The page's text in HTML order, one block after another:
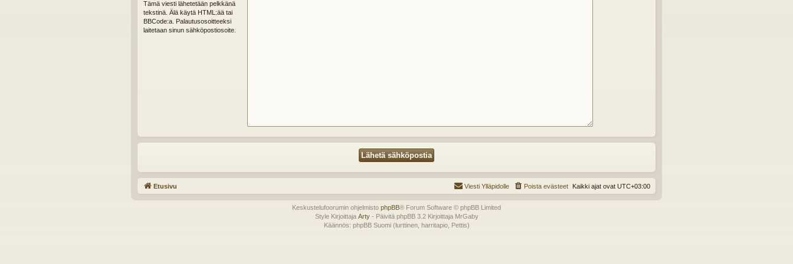
Tämä viesti lähetetään pelkkänä
tekstinä. Älä käytä HTML:ää tai
BBCode:a. Palautusosoitteeksi
laitetaan sinun sähköpostiosoite.
Etusivu Kaikki ajat ovat UTC+03:00
Poista evästeet
Viesti Ylläpidolle
Keskustelufoorumin ohjelmisto phpBB® Forum Software © phpBB Limited
Style Kirjoittaja Arty- Päivitä phpBB 3.2 Kirjoittaja MrGaby
Käännös: phpBB Suomi (lurttinen, harritapio, Pettis)